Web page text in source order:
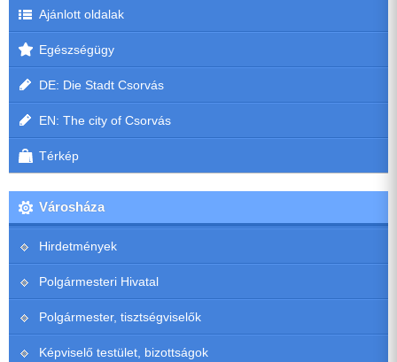
Ajánlott oldalak
Egészségügy
DE: Die Stadt Csorvás
EN: The city of Csorvás
Térkép
Városháza
Hirdetmények
Polgármesteri Hivatal
Polgármester, tisztségviselők
Képviselő testület, bizottságok